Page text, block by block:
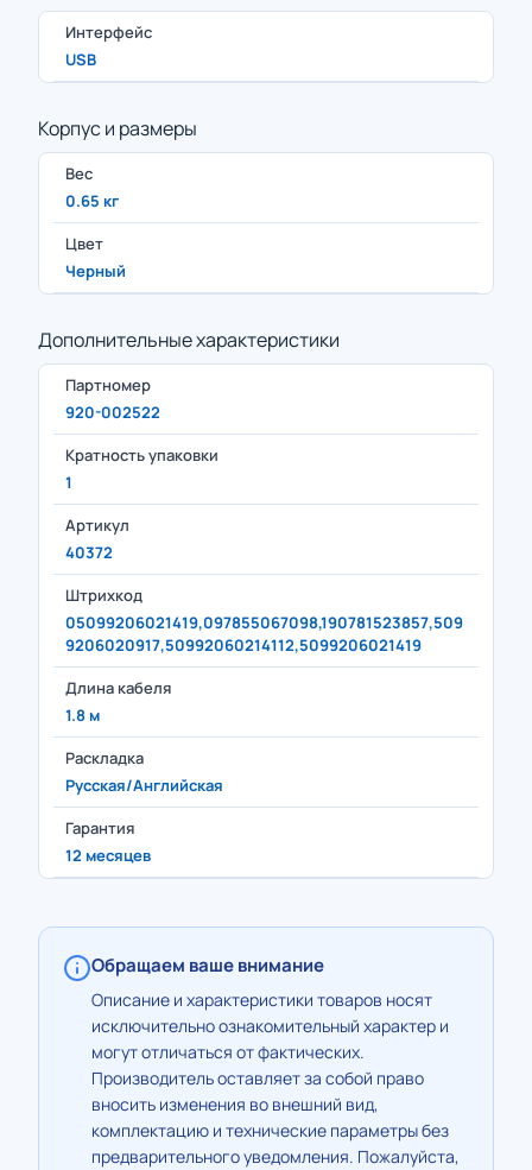
Интерфейс
USB
Корпус и размеры
Вес
0.65 кг
Цвет
Черный
Дополнительные характеристики
Партномер
920-002522
Кратность упаковки
1
Артикул
40372
Штрихкод
05099206021419,097855067098,190781523857,509
9206020917,50992060214112,5099206021419
Длина кабеля
1.8 м
Раскладка
Русская/Английская
Гарантия
12 месяцев
Обращаем ваше внимание
Описание и характеристики товаров носят
исключительно ознакомительный характер и
могут отличаться от фактических.
Производитель оставляет за собой право
вносить изменения во внешний вид,
комплектацию и технические параметры без
предварительного уведомления. Пожалуйста,